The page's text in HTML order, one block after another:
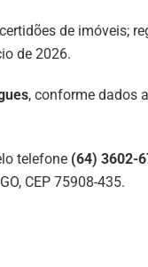
de imóveis;
de 2026.
, conforme dados
telefone (64) 3602-
CEP 75908-435.